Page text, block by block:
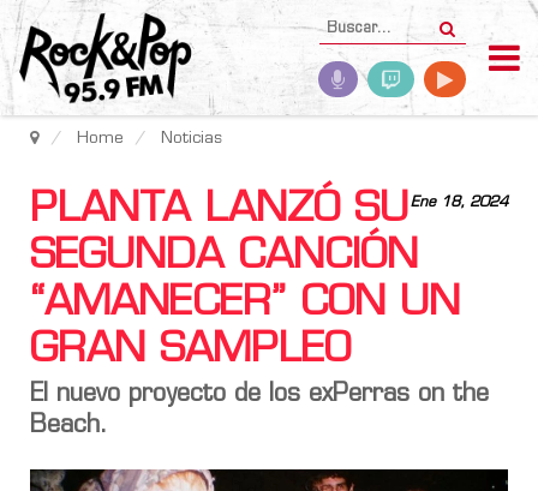
Home Noticias
Ene 18, 2024
PLANTA LANZÓ SU
SEGUNDA CANCIÓN
“AMANECER” CON UN
GRAN SAMPLEO
El nuevo proyecto de los exPerras on the
Beach.